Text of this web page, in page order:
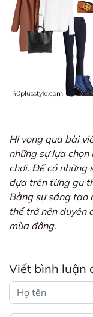
Hi vọng qua bài
những sự lựa
chơi. Để có những
dựa trên từng gu
Bằng sự sáng tạo
thể trở nên duyên
mùa đông.
Viết bình luận